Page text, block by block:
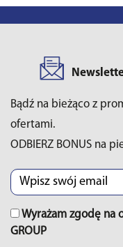
Bądź na bieżąco z
ofertami.
ODBIERZ BONUS na
Wyrażam zgodę na
GROUP